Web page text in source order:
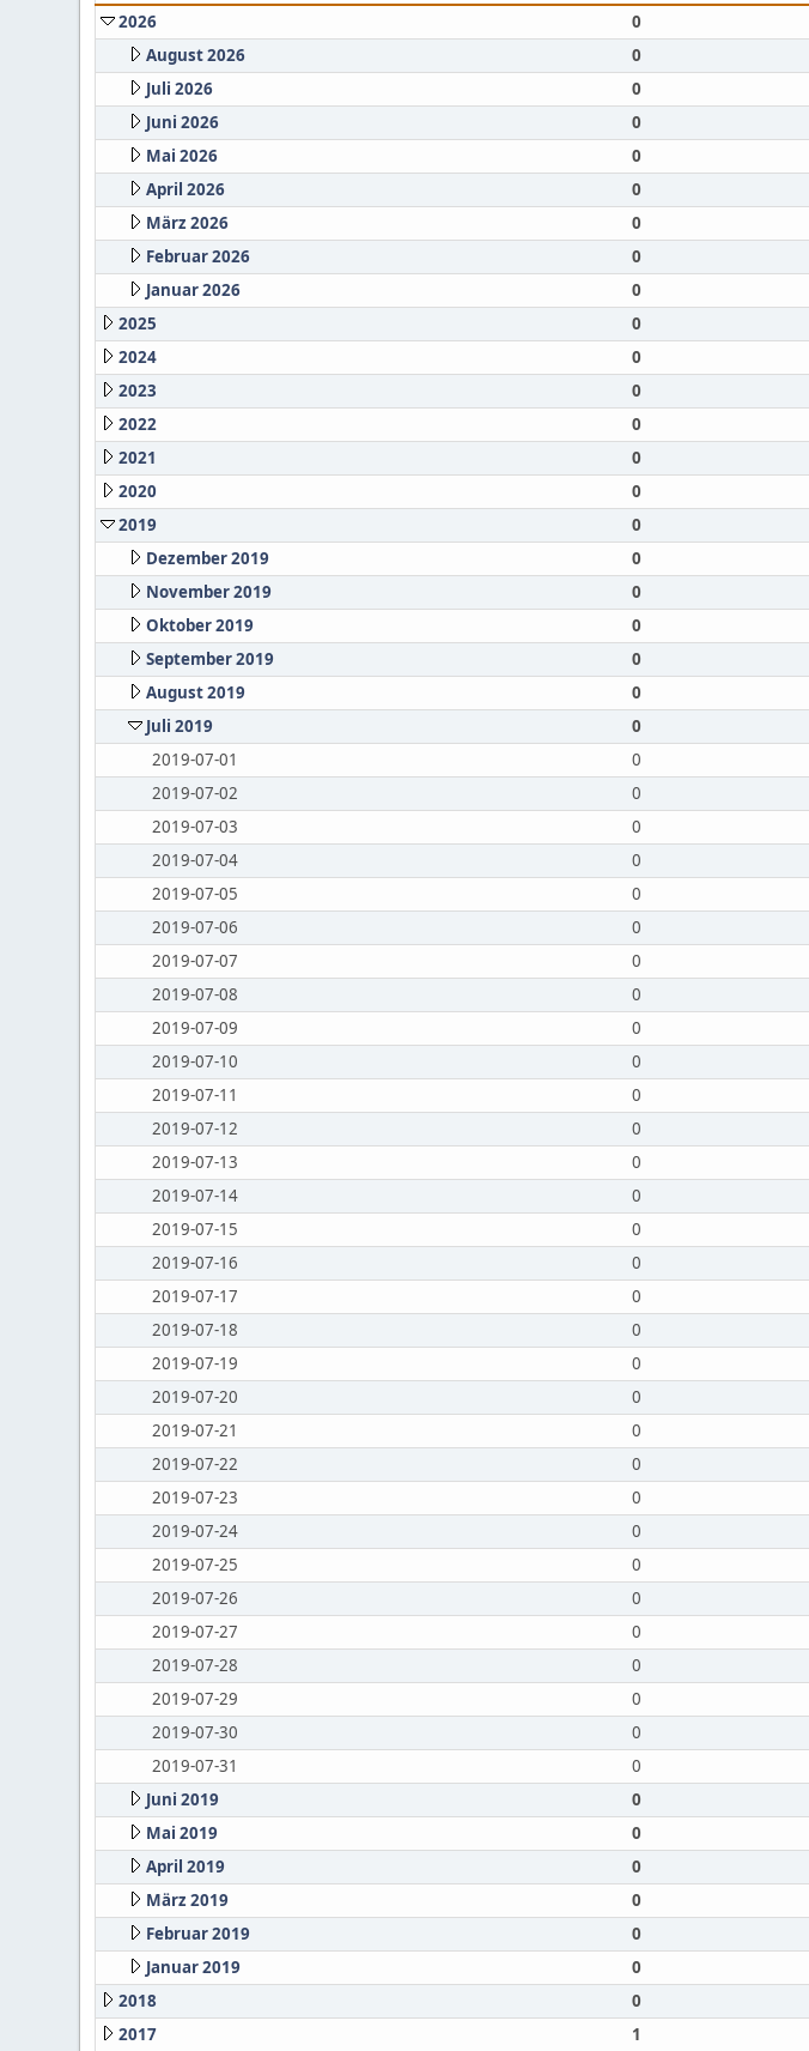
2026
0
August 2026
0
Juli 2026
0
Juni 2026
0
Mai 2026
0
April 2026
0
März 2026
0
Februar 2026
0
Januar 2026
0
2025
0
2024
0
2023
0
2022
0
2021
0
2020
0
2019
0
Dezember 2019
0
November 2019
0
Oktober 2019
0
September 2019
0
August 2019
0
Juli 2019
0
2019-07-01
0
2019-07-02
0
2019-07-03
0
2019-07-04
0
2019-07-05
0
2019-07-06
0
2019-07-07
0
2019-07-08
0
2019-07-09
0
2019-07-10
0
2019-07-11
0
2019-07-12
0
2019-07-13
0
2019-07-14
0
2019-07-15
0
2019-07-16
0
2019-07-17
0
2019-07-18
0
2019-07-19
0
2019-07-20
0
2019-07-21
0
2019-07-22
0
2019-07-23
0
2019-07-24
0
2019-07-25
0
2019-07-26
0
2019-07-27
0
2019-07-28
0
2019-07-29
0
2019-07-30
0
2019-07-31
0
Juni 2019
0
Mai 2019
0
April 2019
0
März 2019
0
Februar 2019
0
Januar 2019
0
2018
0
2017
1